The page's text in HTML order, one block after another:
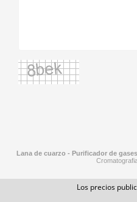
Lana de cuarzo - Purificador de
Los precios